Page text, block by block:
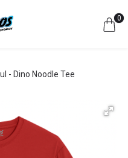
0
- Dino Noodle Tee